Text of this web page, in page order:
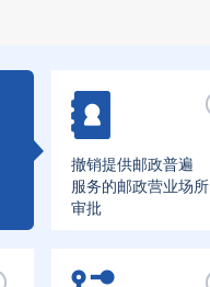
撤销提供邮政普遍
服务的邮政营业场所
审批